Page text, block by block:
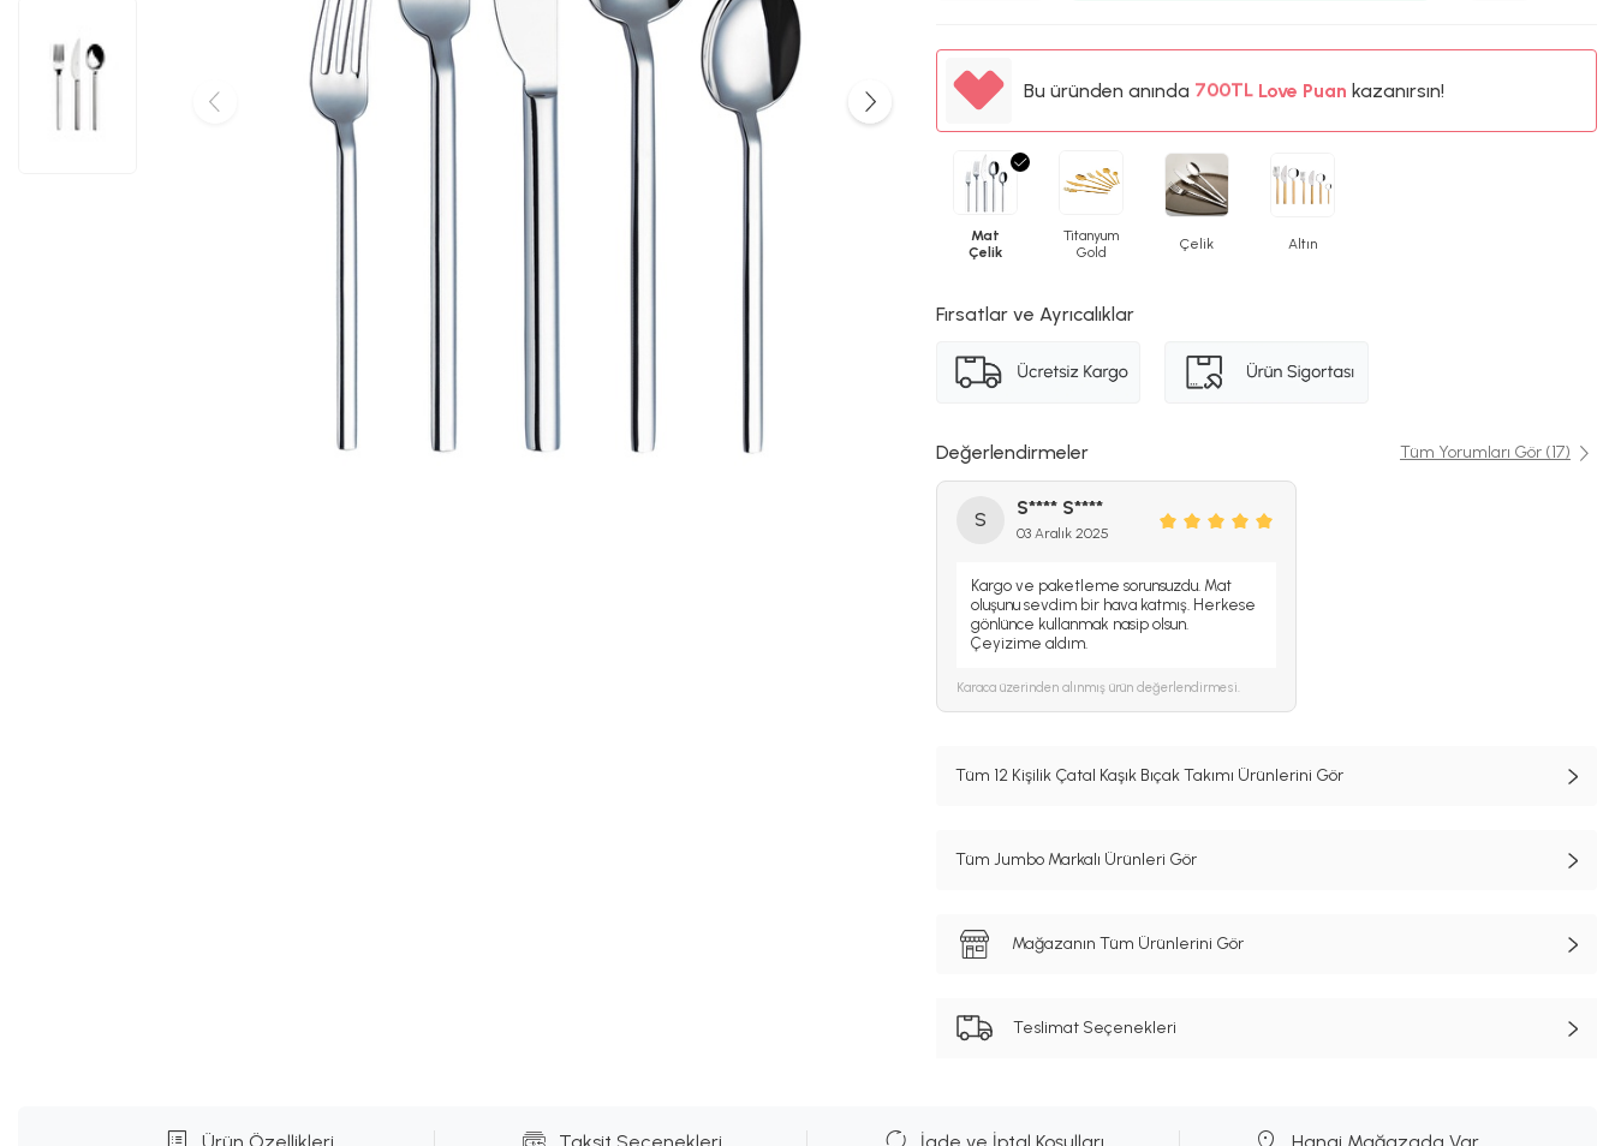
Bu üründen anında %5
%5
Love Puankazanırsın!
Mat
Çelik
Titanyum
Gold
Çelik Altın
Fırsatlar ve Ayrıcalıklar
Değerlendirmeler Tüm Yorumları Gör (17)
S
S**** S****
03 Aralık 2025
Kargo ve paketleme sorunsuzdu. Mat
oluşunu sevdim bir hava katmış. Herkese
gönlünce kullanmak nasip olsun.
Çeyizime aldım.
Karaca üzerinden alınmış ürün değerlendirmesi.
Tüm 12 Kişilik Çatal Kaşık Bıçak Takımı Ürünlerini Gör
Tüm Jumbo Markalı Ürünleri Gör
Mağazanın Tüm Ürünlerini Gör
Teslimat Seçenekleri